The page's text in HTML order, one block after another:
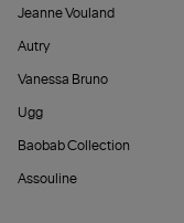
Jeanne Vouland
Autry
Vanessa Bruno
Ugg
Baobab Collection
Assouline